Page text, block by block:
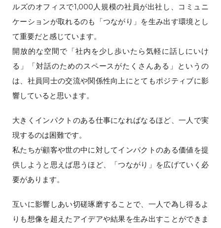
ルズのオフィスで1,000人規模の社員が出社し、コミュニ
ケーションが取れるのも「つながり」を生み出す環境とし
て重要だと感じています。
開放的な空間で「社内を少し歩いたら気軽に話しにいけ
る」「対話のためのスペースがたくさんある」というの
は、社員同士の交流や関係性向上にとてもポジティブに影
響していると思います。
大きくインパクトのある仕事になればなるほど、一人で実
現するのは困難です。
私たちが顧客や世の中に対してインパクトのある価値を提
供しようと思えば思うほど、「つながり」を広げていく必
要があります。
互いに影響しあい切磋琢磨することで、一人で為し得るよ
りも想像を超えたアイデアや結果を生み出すことができま